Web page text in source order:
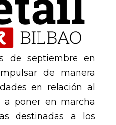
de septiembre en
de manera
en relación al
a poner en marcha
destinadas a los